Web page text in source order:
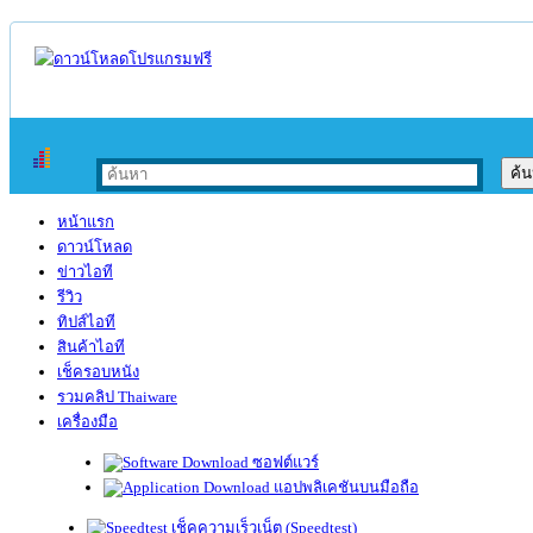
หน้าแรก
ดาวน์โหลด
ข่าวไอที
รีวิว
ทิปส์ไอที
สินค้าไอที
เช็ครอบหนัง
รวมคลิป Thaiware
เครื่องมือ
ซอฟต์แวร์
แอปพลิเคชันบนมือถือ
เช็คความเร็วเน็ต (Speedtest)